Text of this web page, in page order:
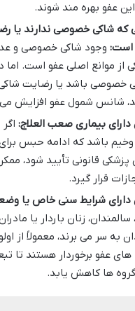
این عفو بهره مند شوند.
که شاکی خصوصی ندارند یا
است: وجود شاکی خصوصی و
از موانع اصلی عفو است.
خصوصی باشد یا رضایت
شانس شمول عفو افزایش می
بیماری صعب العلاج:
وخیم باشد که ادامه حبس
قانونی تأیید شود،
قرار گیرد.
دارای شرایط سنی خاص یا
سالمندان، زنان باردار یا
به سر می برند، معمولاً از
عفو برخوردار هستند تا
گروه ها کاهش یابد.